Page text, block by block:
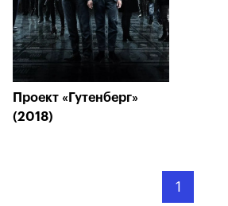
Проект «Гутенберг»
(2018)
1